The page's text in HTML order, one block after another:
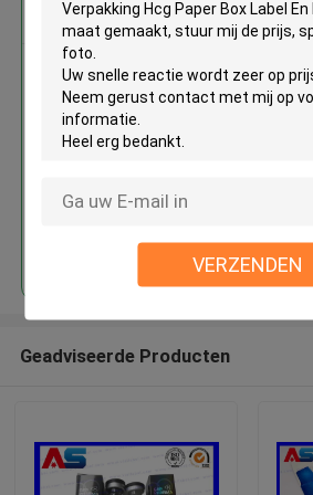
VERZENDEN
Krijg de beste
2ml / 3mL /
Verpakking
gemaakt
Doorgaan
Geadviseerde Producten